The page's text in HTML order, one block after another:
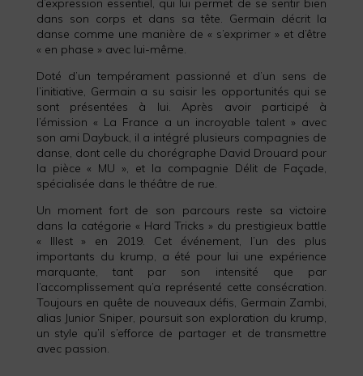
d’expression essentiel, qui lui permet de se sentir bien
dans son corps et dans sa tête. Germain décrit la
danse comme une manière de « s’exprimer » et d’être
« en phase » avec lui-même.
Doté d’un tempérament passionné et d’un sens de
l’initiative, Germain a su saisir les opportunités qui se
sont présentées à lui. Après avoir participé à
l’émission « La France a un incroyable talent » avec
son ami Daybuck, il a intégré plusieurs compagnies de
danse, dont celle du chorégraphe David Drouard pour
la pièce « MU », et la compagnie Délit de Façade,
spécialisée dans le théâtre de rue.
Un moment fort de son parcours reste sa victoire
dans la catégorie « Hard Tricks » du prestigieux battle
« Illest » en 2019. Cet événement, l’un des plus
importants du krump, a été pour lui une expérience
marquante, tant par son intensité que par
l’accomplissement qu’a représenté cette consécration.
Toujours en quête de nouveaux défis, Germain Zambi,
alias Junior Sniper, poursuit son exploration du krump,
un style qu’il s’efforce de partager et de transmettre
avec passion.